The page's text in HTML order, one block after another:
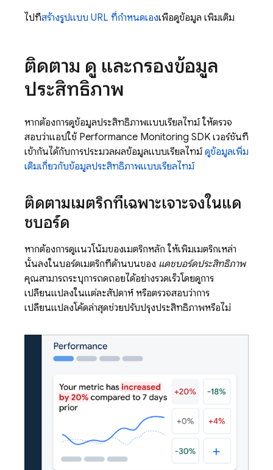
ไปที่สร้างรูปแบบ URL ที่กำหนดเองเพื่อดูข้อมูล เพิ่มเติม
ติดตาม ดู และกรองข้อมูล
ประสิทธิภาพ
หากต้องการดูข้อมูลประสิทธิภาพแบบเรียลไทม์ ให้ตรวจ
สอบว่าแอปใช้ Performance Monitoring SDK เวอร์ชันที่
เข้ากันได้กับการประมวลผลข้อมูลแบบเรียลไทม์ดูข้อมูลเพิ่ม
เติมเกี่ยวกับข้อมูลประสิทธิภาพแบบเรียลไทม์
ติดตามเมตริกที่เฉพาะเจาะจงในแด
ชบอร์ด
หากต้องการดูแนวโน้มของเมตริกหลัก ให้เพิ่มเมตริกเหล่า
นั้นลงในบอร์ดเมตริกที่ด้านบนของ แดชบอร์ดประสิทธิภาพ
คุณสามารถระบุการถดถอยได้อย่างรวดเร็วโดยดูการ
เปลี่ยนแปลงในแต่ละสัปดาห์ หรือตรวจสอบว่าการ
เปลี่ยนแปลงโค้ดล่าสุดช่วยปรับปรุงประสิทธิภาพหรือไม่